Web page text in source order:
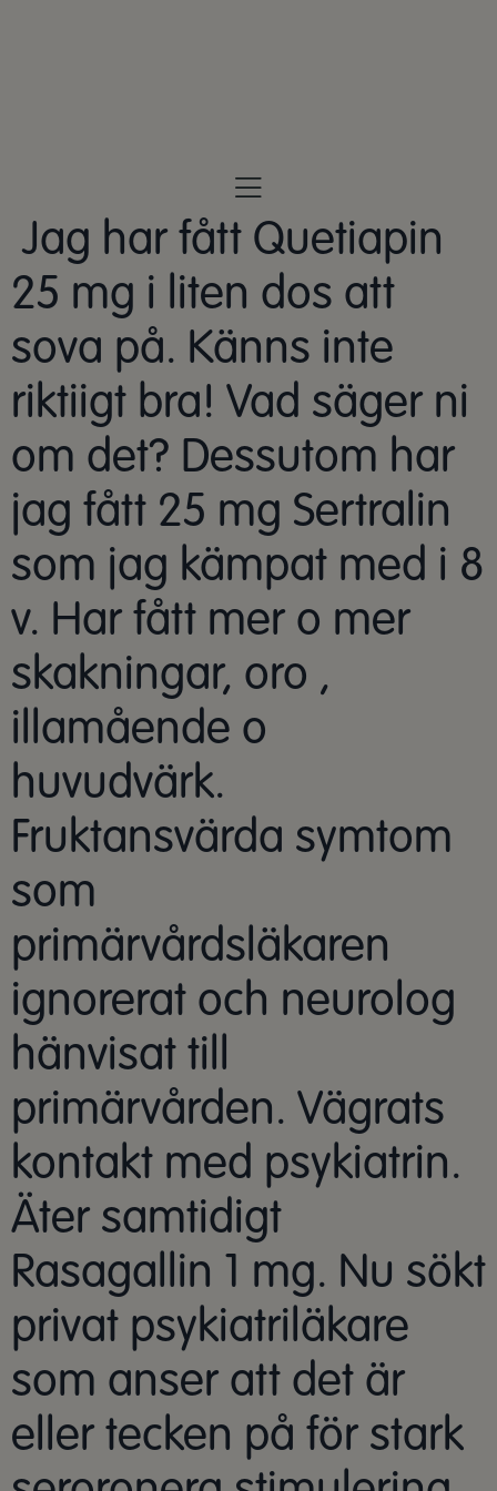
Jag har fått Quetiapin
25 mg i liten dos att
sova på. Känns inte
riktiigt bra! Vad säger ni
om det? Dessutom har
jag fått 25 mg Sertralin
som jag kämpat med i 8
v. Har fått mer o mer
skakningar, oro ,
illamående o
huvudvärk.
Fruktansvärda symtom
som
primärvårdsläkaren
ignorerat och neurolog
hänvisat till
primärvården. Vägrats
kontakt med psykiatrin.
Äter samtidigt
Rasagallin 1 mg. Nu sökt
privat psykiatriläkare
som anser att det är
eller tecken på för stark